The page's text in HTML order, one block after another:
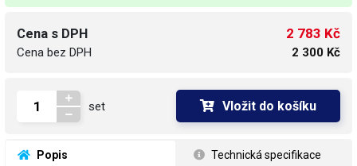
Cena s DPH
Cena bez DPH
2 783 Kč
2 300 Kč
set Vložit do košíku
Popis Technická specifikace